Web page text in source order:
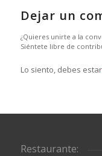
Dejar un
¿Quieres unirte a la
Siéntete libre de
Lo siento, debes estar
Restaurante: